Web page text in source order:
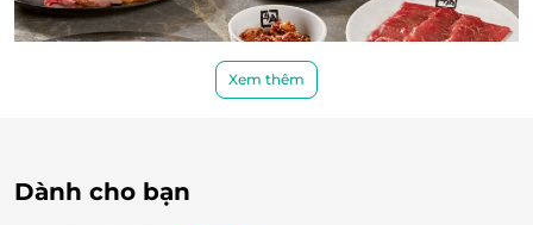
Trải nghiệm mua sắm thẻ quà tặng an toàn,
Xem thêm
Dành cho bạn